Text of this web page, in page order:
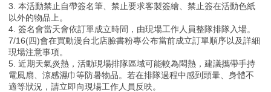
3. 本活動禁止自帶簽名筆、禁止要求客製簽繪、禁止簽在活動色紙
以外的物品上。
4. 簽名會當天會依訂單成立時間，由現場工作人員整隊排隊入場。
7/16(四)會在買動漫台北店臉書粉專公布當前成立訂單順序以及詳細
現場注意事項。
5. 近期天氣炎熱，活動現場排隊區域可能較為悶熱，建議攜帶手持
電風扇、涼感濕巾等防暑物品。若在排隊過程中感到頭暈、身體不
適等狀況，請立即向現場工作人員反映。